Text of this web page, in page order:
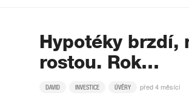
Hypotéky brzdí,
rostou. Rok…
DAVID INVESTICE ÚVĚRY před 4 měsíci